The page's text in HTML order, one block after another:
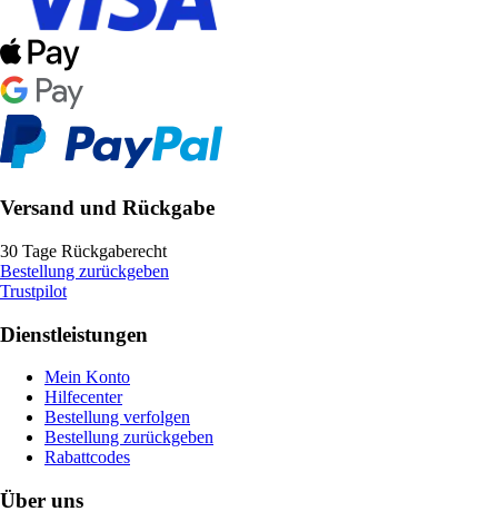
Versand und Rückgabe
30 Tage Rückgaberecht
Bestellung zurückgeben
Trustpilot
Dienstleistungen
Mein Konto
Hilfecenter
Bestellung verfolgen
Bestellung zurückgeben
Rabattcodes
Über uns